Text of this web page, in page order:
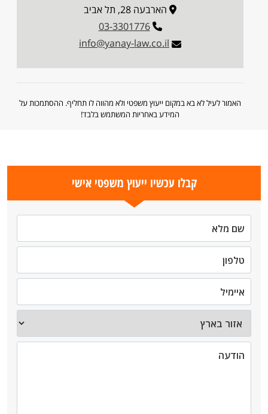
הארבעה 28, תל אביב
03-3301776
info@yanay-law.co.il
האמור לעיל לא בא במקום ייעוץ משפטי ולא מהווה לו תחליף. ההסתמכות על
המידע באחריות המשתמש בלבד!
קבלו עכשיו ייעוץ משפטי אישי